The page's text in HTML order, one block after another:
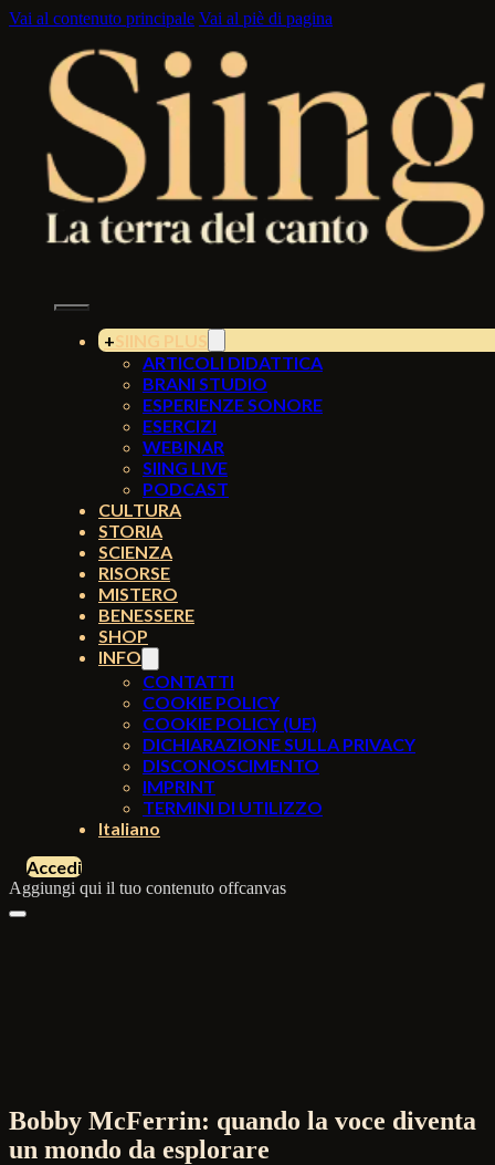
Vai al contenuto principale Vai al piè di pagina
SIING PLUS
ARTICOLI DIDATTICA
BRANI STUDIO
ESPERIENZE SONORE
ESERCIZI
WEBINAR
SIING LIVE
PODCAST
CULTURA
STORIA
SCIENZA
RISORSE
MISTERO
BENESSERE
SHOP
INFO
CONTATTI
COOKIE POLICY
COOKIE POLICY (UE)
DICHIARAZIONE SULLA PRIVACY
DISCONOSCIMENTO
IMPRINT
TERMINI DI UTILIZZO
Italiano
Accedi
Aggiungi qui il tuo contenuto offcanvas
Bobby McFerrin: quando la voce diventa
un mondo da esplorare